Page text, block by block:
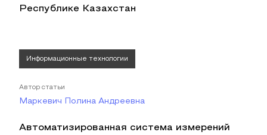
Республике Казахстан
Информационные технологии
Автор статьи
Маркевич Полина Андреевна
Автоматизированная система измерений